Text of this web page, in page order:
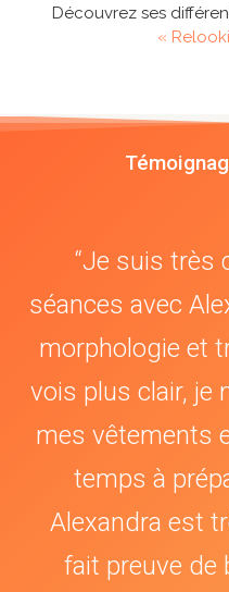
Découvrez ses
«
“Je suis très
séances avec
morphologie et
vois plus clair, je
mes vêtements
temps à
Alexandra est
fait preuve de